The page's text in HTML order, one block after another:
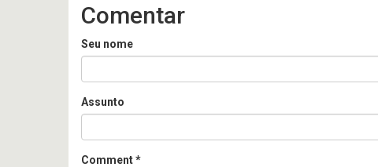
Comentar
Seu nome
Assunto
Comment*